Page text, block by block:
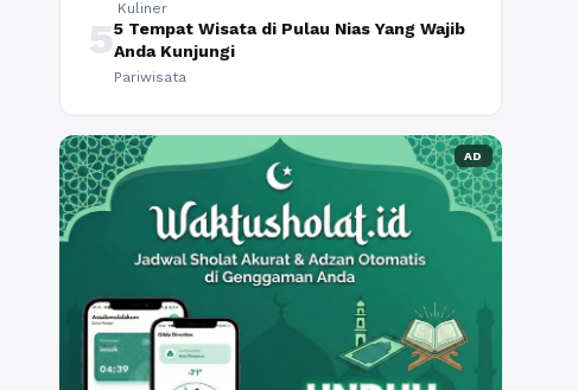
Kuliner
55 Tempat Wisata di Pulau Nias Yang Wajib
Anda Kunjungi
Pariwisata
AD